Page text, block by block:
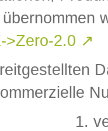
>Zero-2.0 ↗